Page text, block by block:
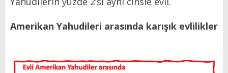
Amerikan Yahudileri arasında karışık evlilikler